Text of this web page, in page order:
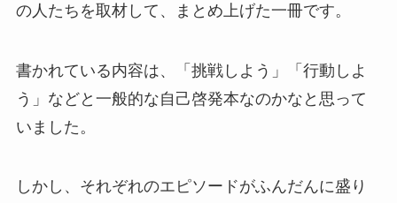
の人たちを取材して、まとめ上げた一冊です。
書かれている内容は、「挑戦しよう」「行動しよ
う」などと一般的な自己啓発本なのかなと思って
いました。
しかし、それぞれのエピソードがふんだんに盛り